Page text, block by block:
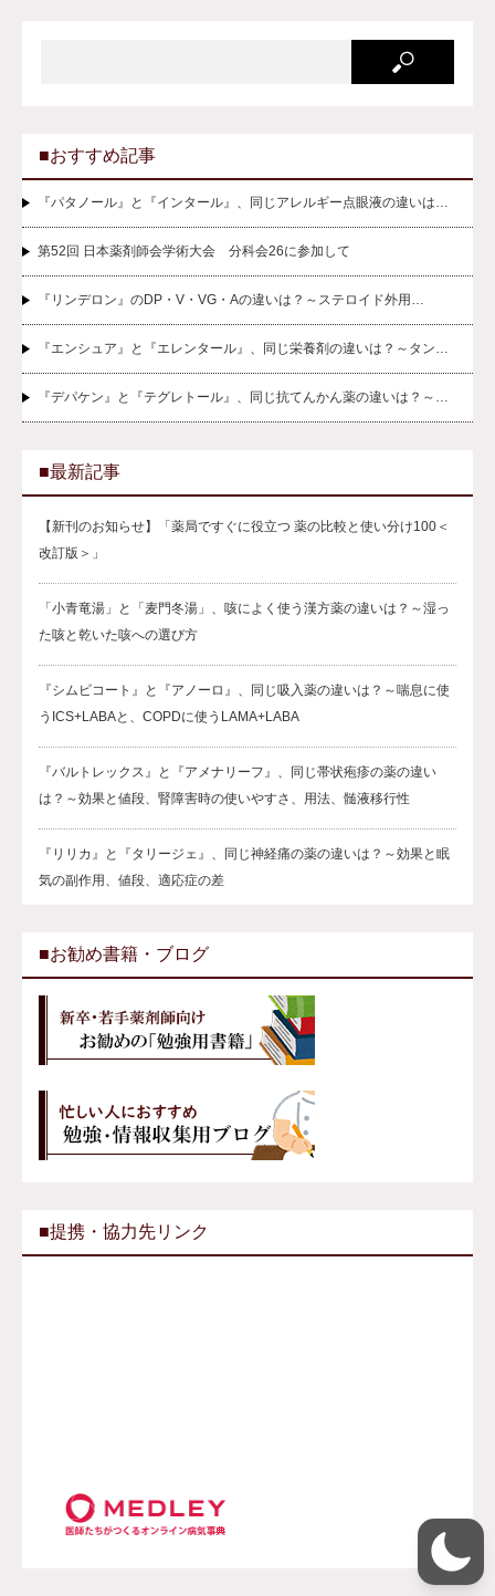
■おすすめ記事
『パタノール』と『インタール』、同じアレルギー点眼液の違いは…
第52回 日本薬剤師会学術大会 分科会26に参加して
『リンデロン』のDP・V・VG・Aの違いは？～ステロイド外用…
『エンシュア』と『エレンタール』、同じ栄養剤の違いは？～タン…
『デパケン』と『テグレトール』、同じ抗てんかん薬の違いは？～…
■最新記事
【新刊のお知らせ】「薬局ですぐに役立つ 薬の比較と使い分け100＜
改訂版＞」
「小青竜湯」と「麦門冬湯」、咳によく使う漢方薬の違いは？～湿っ
た咳と乾いた咳への選び方
『シムビコート』と『アノーロ』、同じ吸入薬の違いは？～喘息に使
うICS+LABAと、COPDに使うLAMA+LABA
『バルトレックス』と『アメナリーフ』、同じ帯状疱疹の薬の違い
は？～効果と値段、腎障害時の使いやすさ、用法、髄液移行性
『リリカ』と『タリージェ』、同じ神経痛の薬の違いは？～効果と眠
気の副作用、値段、適応症の差
■お勧め書籍・ブログ
■提携・協力先リンク